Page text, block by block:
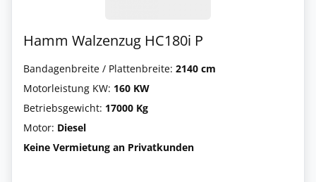
Hamm Walzenzug HC180i P
Bandagenbreite / Plattenbreite: 2140 cm
Motorleistung KW: 160 KW
Betriebsgewicht: 17000 Kg
Motor: Diesel
Keine Vermietung an Privatkunden